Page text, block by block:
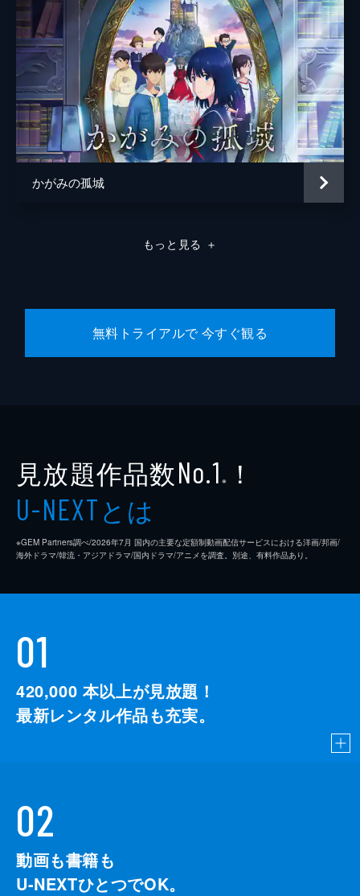
かがみの孤城
もっと見る ＋
無料トライアルで 今すぐ観る
見放題作品数No.1 ※ ！
U-NEXTとは
※GEM Partners調べ/2026年7⽉ 国内の主要な定額制動画配信サービスにおける洋画/邦画/
海外ドラマ/韓流・アジアドラマ/国内ドラマ/アニメを調査。別途、有料作品あり。
01
420,000 本以上が見放題！
最新レンタル作品も充実。
02
動画も書籍も
U-NEXTひとつでOK。